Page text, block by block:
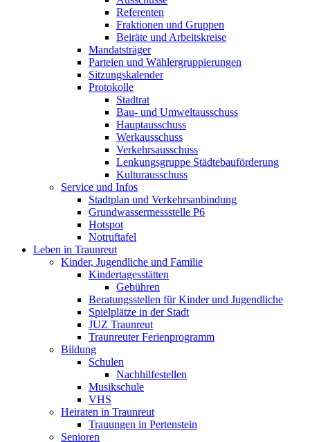
Referenten
Fraktionen und Gruppen
Beiräte und Arbeitskreise
Mandatsträger
Parteien und Wählergruppierungen
Sitzungskalender
Protokolle
Stadtrat
Bau- und Umweltausschuss
Hauptausschuss
Werkausschuss
Verkehrsausschuss
Lenkungsgruppe Städtebauförderung
Kulturausschuss
Service und Infos
Stadtplan und Verkehrsanbindung
Grundwassermessstelle P6
Hotspot
Notruftafel
Leben in Traunreut
Kinder, Jugendliche und Familie
Kindertagesstätten
Gebühren
Beratungsstellen für Kinder und Jugendliche
Spielplätze in der Stadt
JUZ Traunreut
Traunreuter Ferienprogramm
Bildung
Schulen
Nachhilfestellen
Musikschule
VHS
Heiraten in Traunreut
Trauungen in Pertenstein
Senioren